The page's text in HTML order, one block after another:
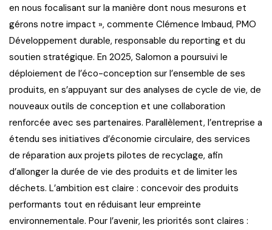
en nous focalisant sur la manière dont nous mesurons et
gérons notre impact », commente Clémence Imbaud, PMO
Développement durable, responsable du reporting et du
soutien stratégique. En 2025, Salomon a poursuivi le
déploiement de l’éco-conception sur l’ensemble de ses
produits, en s’appuyant sur des analyses de cycle de vie, de
nouveaux outils de conception et une collaboration
renforcée avec ses partenaires. Parallèlement, l’entreprise a
étendu ses initiatives d’économie circulaire, des services
de réparation aux projets pilotes de recyclage, afin
d’allonger la durée de vie des produits et de limiter les
déchets. L’ambition est claire : concevoir des produits
performants tout en réduisant leur empreinte
environnementale. Pour l’avenir, les priorités sont claires :